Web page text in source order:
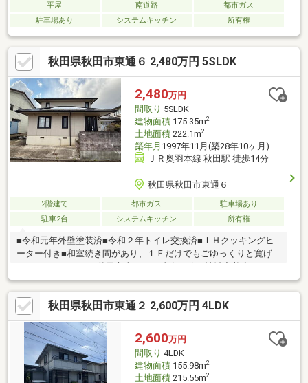
平屋 南道路
都市ガス
駐車場あり
システムキッチン 所有権
秋田県秋田市東通６ 2,480万円 5SLDK
2,480万円
間取り 5SLDK
建物面積175.35m2
土地面積222.1m2
築年月 1997年11月(築28年10ヶ月)
ＪＲ奥羽本線 秋田駅 徒歩14分
秋田県秋田市東通６
2階建て 都市ガス
駐車場あり
駐車2台
システムキッチン 所有権
■令和元年外壁塗装済■令和２年トイレ交換済■ＩＨクッキングヒ
ーター付き■和室続き間があり、１Ｆだけでもごゆっくりと寛げ
ます！アンドエムは秋田市東口から徒歩10分の地域密着店です。
不動産購入や住宅ローンについては、アンドエムにお任せ下さ
い。
秋田県秋田市東通２ 2,600万円 4LDK
2,600万円
間取り 4LDK
建物面積155.98m2
土地面積215.55m2